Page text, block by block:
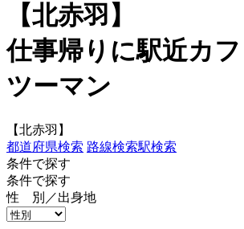
【北赤羽】
仕事帰りに駅近カ
ツーマン
【北赤羽】
都道府県検索 路線検索駅検索
条件で探す
条件で探す
性 別／出身地